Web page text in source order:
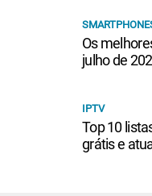
Os
julho de
IPTV
Top 10
grátis e